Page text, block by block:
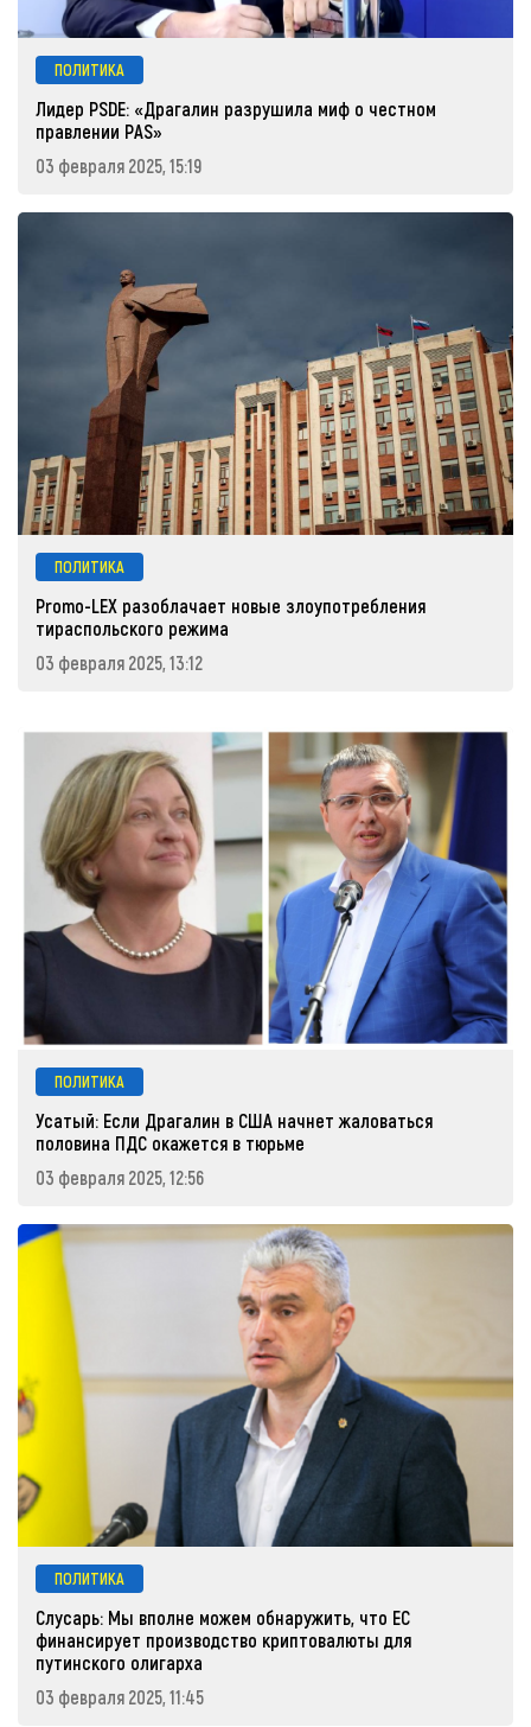
ПОЛИТИКА
Лидер PSDE: «Драгалин разрушила миф о честном
правлении PAS»
03 февраля 2025, 15:19
ПОЛИТИКА
Promo-LEX разоблачает новые злоупотребления
тираспольского режима
03 февраля 2025, 13:12
ПОЛИТИКА
Усатый: Если Драгалин в США начнет жаловаться
половина ПДС окажется в тюрьме
03 февраля 2025, 12:56
ПОЛИТИКА
Слусарь: Мы вполне можем обнаружить, что ЕС
финансирует производство криптовалюты для
путинского олигарха
03 февраля 2025, 11:45